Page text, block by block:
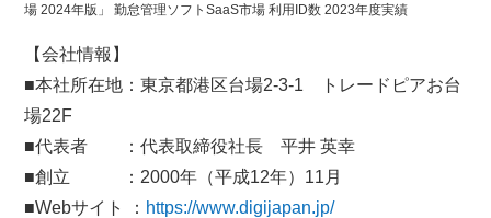
場 2024年版」 勤怠管理ソフトSaaS市場 利用ID数 2023年度実績
【会社情報】
■本社所在地：東京都港区台場2-3-1 トレードピアお台
場22F
■代表者 ：代表取締役社長 平井 英幸
■創立 ：2000年（平成12年）11月
■Webサイト ： https://www.digijapan.jp/